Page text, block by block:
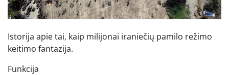
Istorija apie tai, kaip milijonai iraniečių pamilo režimo
keitimo fantazija.
Funkcija